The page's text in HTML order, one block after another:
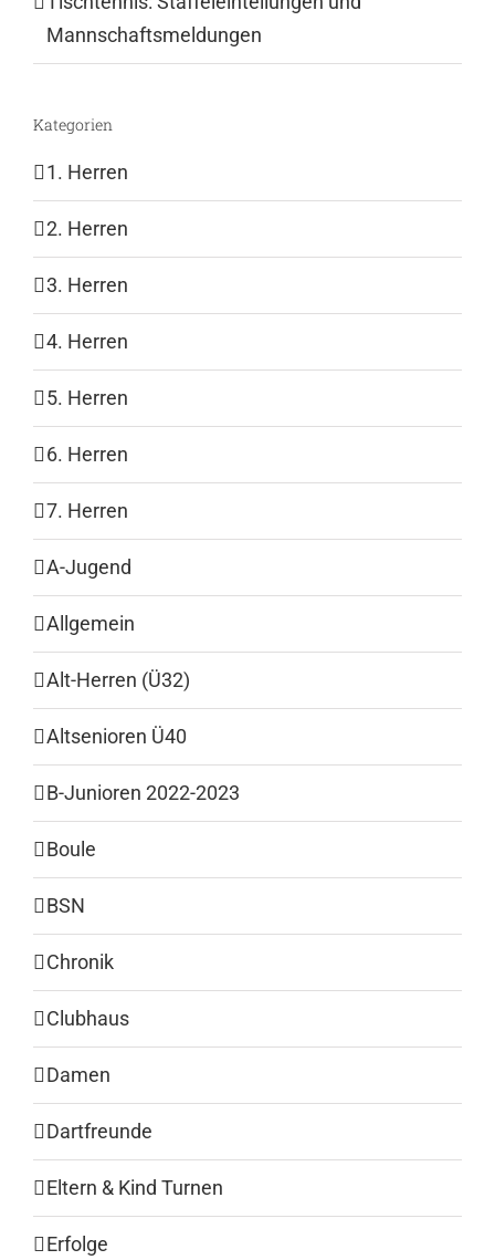
Mannschaftsmeldungen
Kategorien
1. Herren
2. Herren
3. Herren
4. Herren
5. Herren
6. Herren
7. Herren
A-Jugend
Allgemein
Alt-Herren (Ü32)
Altsenioren Ü40
B-Junioren 2022-2023
Boule
BSN
Chronik
Clubhaus
Damen
Dartfreunde
Eltern & Kind Turnen
Erfolge